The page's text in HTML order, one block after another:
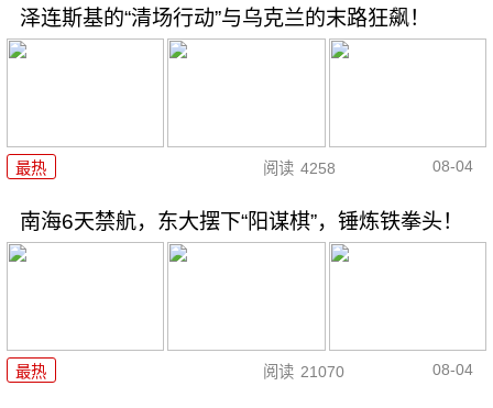
泽连斯基的“清场行动”与乌克兰的末路狂飙！
最热 阅读 4258 08-04
南海6天禁航，东大摆下“阳谋棋”，锤炼铁拳头！
最热 阅读 21070 08-04